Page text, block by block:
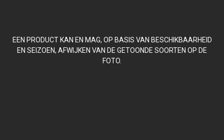
EEN PRODUCT KAN EN MAG, OP BASIS VAN BESCHIKBAARHEID
EN SEIZOEN, AFWIJKEN VAN DE GETOONDE SOORTEN OP DE
FOTO.